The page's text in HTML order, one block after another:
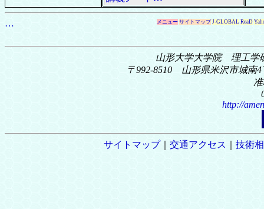
… メニュー サイトマップ J-GLOBAL ReaD
山形大学大学院 理工学
〒992-8510 山形県米沢市城南4
http://
サイトマップ｜ 交通アクセス 技術